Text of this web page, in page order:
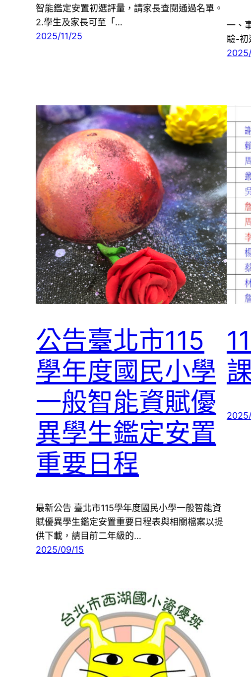
智能鑑定安置初選評量，請家長查閱通過名單。
2.學生及家長可至「…
2025/11/25
一、
驗-
公告臺北市115
學年度國民小學
一般智能資賦優
異學生鑑定安置
重要日程
最新公告 臺北市115學年度國民小學一般智能資
賦優異學生鑑定安置重要日程表與相關檔案以提
供下載，請目前二年級的…
2025/09/15